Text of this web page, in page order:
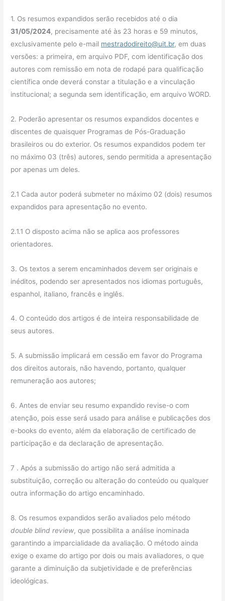
1. Os resumos expandidos serão recebidos até o dia
31/05/2024, precisamente até às 23 horas e 59 minutos,
exclusivamente pelo e-mail mestradodireito@uit.br, em duas
versões: a primeira, em arquivo PDF, com identificação dos
autores com remissão em nota de rodapé para qualificação
científica onde deverá constar a titulação e a vinculação
institucional; a segunda sem identificação, em arquivo WORD.
2. Poderão apresentar os resumos expandidos docentes e
discentes de quaisquer Programas de Pós-Graduação
brasileiros ou do exterior. Os resumos expandidos podem ter
no máximo 03 (três) autores, sendo permitida a apresentação
por apenas um deles.
2.1 Cada autor poderá submeter no máximo 02 (dois) resumos
expandidos para apresentação no evento.
2.1.1 O disposto acima não se aplica aos professores
orientadores.
3. Os textos a serem encaminhados devem ser originais e
inéditos, podendo ser apresentados nos idiomas português,
espanhol, italiano, francês e inglês.
4. O conteúdo dos artigos é de inteira responsabilidade de
seus autores.
5. A submissão implicará em cessão em favor do Programa
dos direitos autorais, não havendo, portanto, qualquer
remuneração aos autores;
6. Antes de enviar seu resumo expandido revise-o com
atenção, pois esse será usado para análise e publicações dos
e-books do evento, além da elaboração de certificado de
participação e da declaração de apresentação.
7 . Após a submissão do artigo não será admitida a
substituição, correção ou alteração do conteúdo ou qualquer
outra informação do artigo encaminhado.
8. Os resumos expandidos serão avaliados pelo método
double blind review, que possibilita a análise inominada
garantindo a imparcialidade da avaliação. O método ainda
exige o exame do artigo por dois ou mais avaliadores, o que
garante a diminuição da subjetividade e de preferências
ideológicas.